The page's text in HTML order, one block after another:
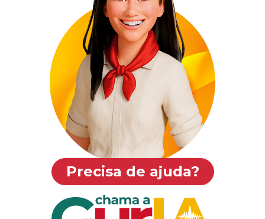
Precisa de ajuda?